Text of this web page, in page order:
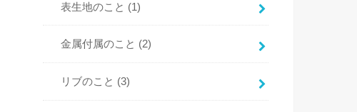
表生地のこと (1)
金属付属のこと (2)
リブのこと (3)